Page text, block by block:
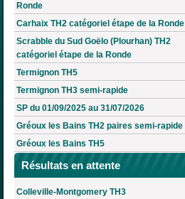
Ronde
Carhaix TH2 catégoriel étape de la Ronde
Scrabble du Sud Goëlo (Plourhan) TH2
catégoriel étape de la Ronde
Termignon TH5
Termignon TH3 semi-rapide
SP du 01/09/2025 au 31/07/2026
Gréoux les Bains TH2 paires semi-rapide
Gréoux les Bains TH5
Résultats en attente
Colleville-Montgomery TH3